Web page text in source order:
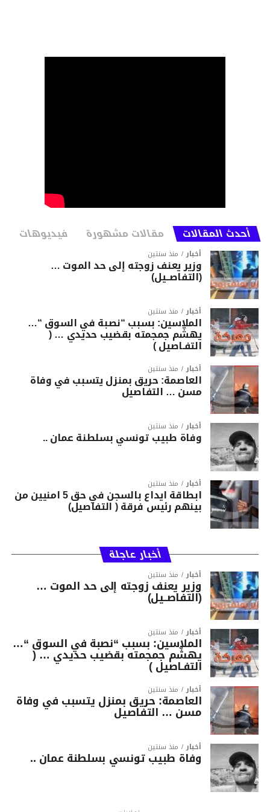
أحدث المقالات مقالات مشهورة فيديوهات
أخبار منذ سنتين
وزير يعنف زوجته إلى حد الموت …
(التفاصــيل)
أخبار منذ سنتين
الملاسين: بسبب “نصبة في السوق “…
يهشّم جمجمته بقضيب حديدي … (
التفـاصيل )
أخبار منذ سنتين
العاصمة: حريق بمنزل يتسبب في وفاة
مسن … التفاصيل
أخبار منذ سنتين
وفاة طبيب تونسي بسلطنة عمان ..
أخبار منذ سنتين
ابطاقة ايداع بالسجن في حق 5 امنيين من
بينهم رئيس فرقة ( التفاصيل)
أخبار عاجلة
أخبار منذ سنتين
وزير يعنف زوجته إلى حد الموت …
(التفاصــيل)
أخبار منذ سنتين
الملاسين: بسبب “نصبة في السوق “…
يهشّم جمجمته بقضيب حديدي … (
التفـاصيل )
أخبار منذ سنتين
العاصمة: حريق بمنزل يتسبب في وفاة
مسن … التفاصيل
أخبار منذ سنتين
وفاة طبيب تونسي بسلطنة عمان ..